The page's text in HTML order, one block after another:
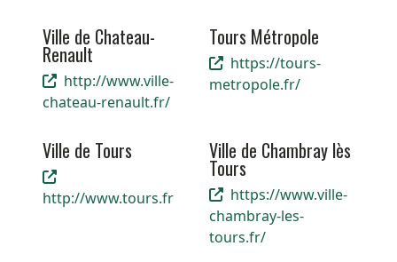
Ville de Chateau-
Renault
http://www.ville-
chateau-renault.fr/
Tours Métropole
https://tours-
metropole.fr/
Ville de Tours
http://www.tours.fr
Ville de Chambray lès
Tours
https://www.ville-
chambray-les-
tours.fr/